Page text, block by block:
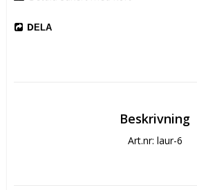
DELA
Beskrivning
Art.nr: laur-6